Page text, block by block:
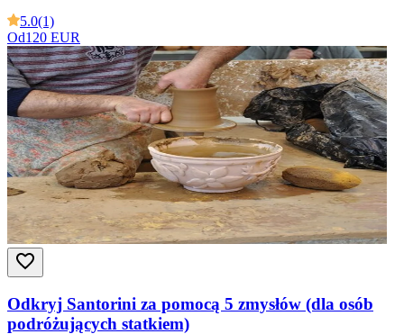
5.0(1)
Od120 EUR
Odkryj Santorini za pomocą 5 zmysłów (dla osób
podróżujących statkiem)